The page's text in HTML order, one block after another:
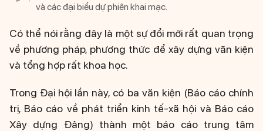
và các đại biểu dự phiên khai mạc.
Có thể nói rằng đây là một sự đổi mới rất quan trọng
về phương pháp, phương thức để xây dựng văn kiện
và tổng hợp rất khoa học.
Trong Đại hội lần này, có ba văn kiện (Báo cáo chính
trị, Báo cáo về phát triển kinh tế-xã hội và Báo cáo
Xây dựng Đảng) thành một báo cáo trung tâm